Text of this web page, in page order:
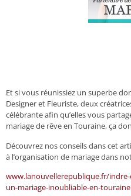
Et si vous réunissiez un superbe
Designer et Fleuriste, deux
célébrante afin qu’elles vous
mariage de rêve en Touraine, ça
Découvrez nos conseils dans cet
à l’organisation de mariage dans
www.lanouvellerepublique.fr/
un-mariage-inoubliable-en-touraine